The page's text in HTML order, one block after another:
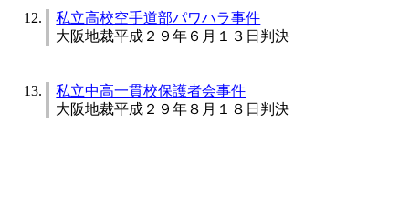
私立高校空手道部パワハラ事件
大阪地裁平成２９年６月１３日判決
私立中高一貫校保護者会事件
大阪地裁平成２９年８月１８日判決